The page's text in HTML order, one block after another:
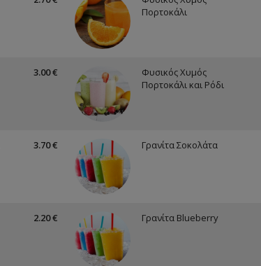
Πορτοκάλι
3.00 €
Φυσικός Χυμός
Πορτοκάλι και Ρόδι
3.70 € Γρανίτα Σοκολάτα
2.20 € Γρανίτα Blueberry